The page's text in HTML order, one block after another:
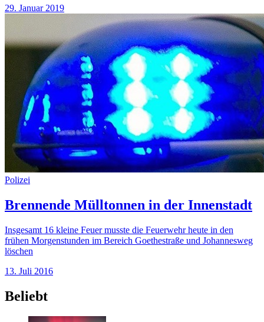
29. Januar 2019
Polizei
Brennende Mülltonnen in der Innenstadt
Insgesamt 16 kleine Feuer musste die Feuerwehr heute in den
frühen Morgenstunden im Bereich Goethestraße und Johannesweg
löschen
13. Juli 2016
Beliebt